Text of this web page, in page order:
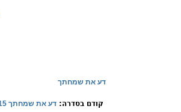
דע את שמחתך
קודם בסדרה:דע את שמחתך 015 שמחת גוף ונפש